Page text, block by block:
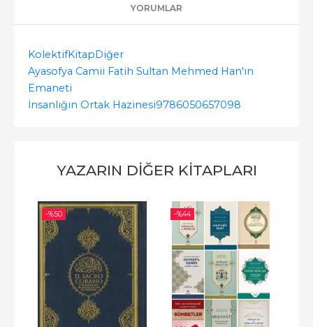
YORUMLAR
KolektifKitap Diğer
Ayasofya Camii Fatih Sultan Mehmed Han'ın
Emaneti
İnsanlığın Ortak Hazinesi9786050657098
YAZARIN DIĞER KITAPLARI
-%50 -%44